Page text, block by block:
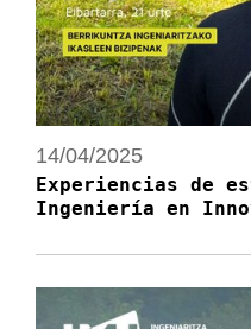
14/04/2025
Experiencias de
Ingeniería en